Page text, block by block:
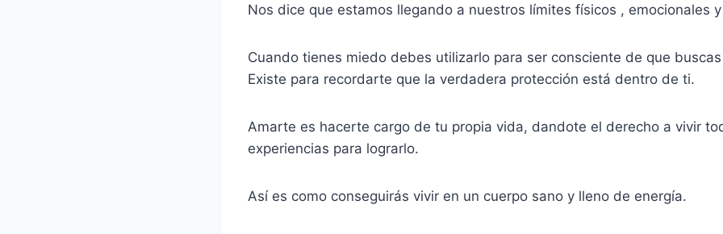
Nos dice que estamos llegando a nuestros límites físicos , emocionales
Cuando tienes miedo debes utilizarlo para ser consciente de que
Existe para recordarte que la verdadera protección está dentro de ti.
Amarte es hacerte cargo de tu propia vida, dandote el derecho a vivir
experiencias para lograrlo.
Así es como conseguirás vivir en un cuerpo sano y lleno de energía.